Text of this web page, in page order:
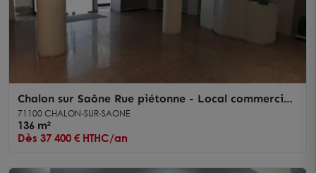
Chalon sur Saône Rue piétonne - Local commercial
136 m² à louer
71100 CHALON-SUR-SAONE
136 m²
Dès 37 400 € HTHC/an